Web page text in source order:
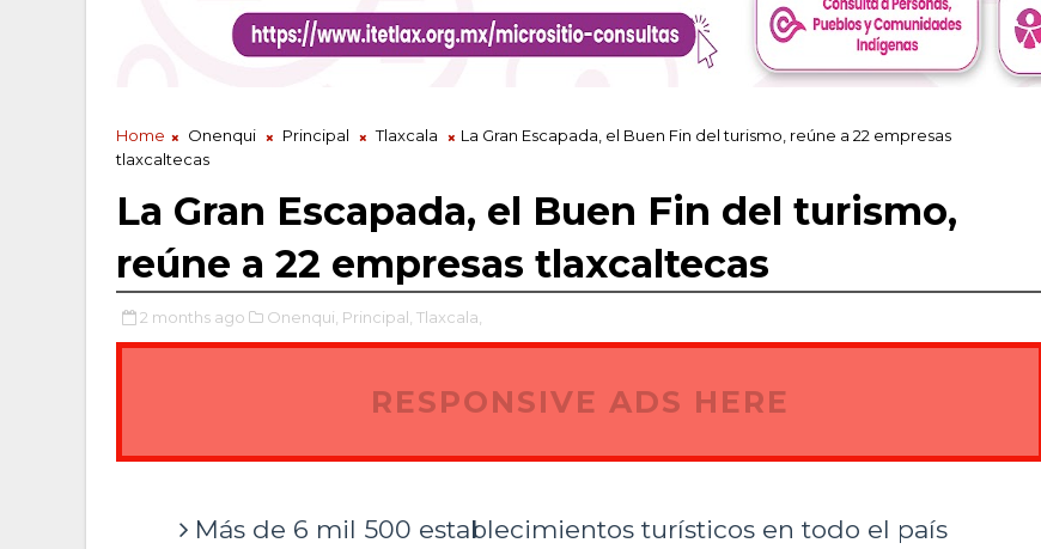
Home Onenqui Principal Tlaxcala
La Gran Escapada, el Buen Fin del turismo, reúne a 22 empresas
tlaxcaltecas
La Gran Escapada, el Buen Fin del turismo,
reúne a 22 empresas tlaxcaltecas
2 months ago Onenqui, Principal, Tlaxcala,
RESPONSIVE ADS HERE
Más de 6 mil 500 establecimientos turísticos en todo el país